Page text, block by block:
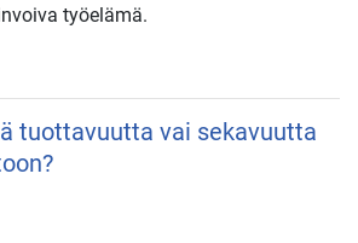
työelämä.
tuottavuutta vai sekavuutta